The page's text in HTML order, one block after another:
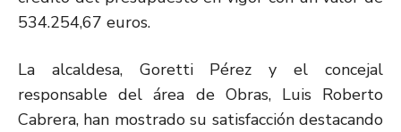
534.254,67 euros.
La alcaldesa, Goretti Pérez y el concejal
responsable del área de Obras, Luis Roberto
Cabrera, han mostrado su satisfacción destacando